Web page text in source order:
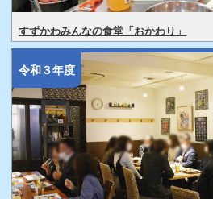
すずかわみんなの食堂「おかわり」
令和３年度